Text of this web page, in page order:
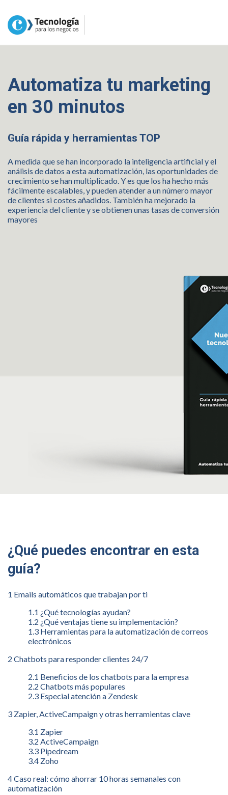
Automatiza tu marketing
en 30 minutos
Guía rápida y herramientas TOP
A medida que se han incorporado la inteligencia artificial y el
análisis de datos a esta automatización, las oportunidades de
crecimiento se han multiplicado. Y es que los ha hecho más
fácilmente escalables, y pueden atender a un número mayor
de clientes si costes añadidos. También ha mejorado la
experiencia del cliente y se obtienen unas tasas de conversión
mayores
¿Qué puedes encontrar en esta
guía?
1 Emails automáticos que trabajan por ti
1.1 ¿Qué tecnologías ayudan?
1.2 ¿Qué ventajas tiene su implementación?
1.3 Herramientas para la automatización de correos
electrónicos
2 Chatbots para responder clientes 24/7
2.1 Beneficios de los chatbots para la empresa
2.2 Chatbots más populares
2.3 Especial atención a Zendesk
3 Zapier, ActiveCampaign y otras herramientas clave
3.1 Zapier
3.2 ActiveCampaign
3.3 Pipedream
3.4 Zoho
4 Caso real: cómo ahorrar 10 horas semanales con
automatización